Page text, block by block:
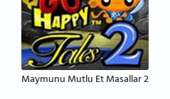
Maymunu Mutlu Et Masallar 2